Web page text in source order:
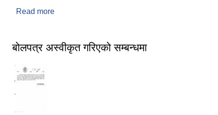
Read more
बोलपत्र अस्वीकृत गरिएको सम्बन्धमा